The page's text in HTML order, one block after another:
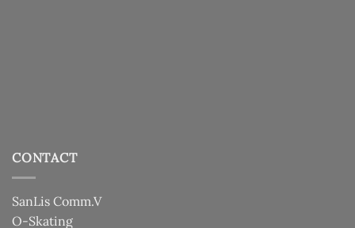
CONTACT
SanLis Comm.V
O-Skating